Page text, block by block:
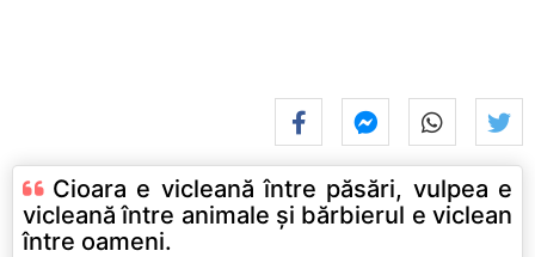
Cioara e vicleană între păsări, vulpea e
vicleană între animale şi bărbierul e viclean
între oameni.